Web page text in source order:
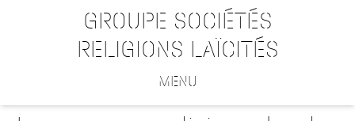
GROUPE SOCIÉTÉS
RELIGIONS LAÏCITÉS
MENU